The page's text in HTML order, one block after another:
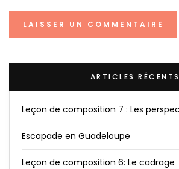
ARTICLES RÉCENTS
Leçon de composition 7 : Les
Escapade en Guadeloupe
Leçon de composition 6: Le cadrage